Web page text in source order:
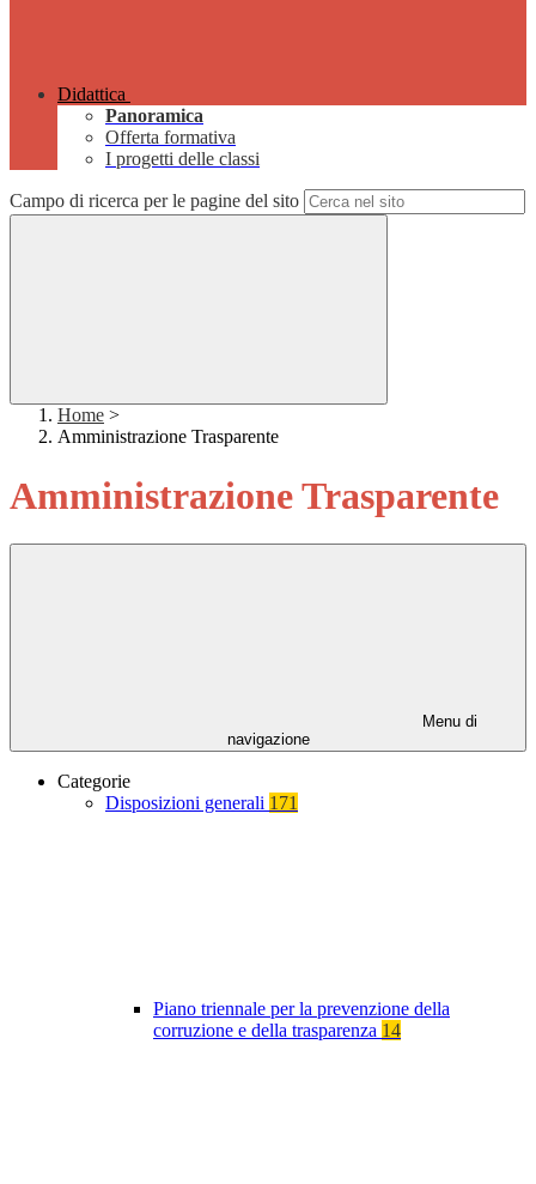
Didattica
Panoramica
Offerta formativa
I progetti delle classi
Campo di ricerca per le pagine del sito
Home >
Amministrazione Trasparente
Amministrazione Trasparente
Menu di
navigazione
Categorie
Disposizioni generali 171
Piano triennale per la prevenzione della
corruzione e della trasparenza 14